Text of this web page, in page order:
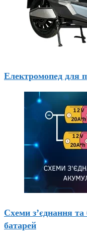
Електромопед для
Схеми з’єднання
батарей